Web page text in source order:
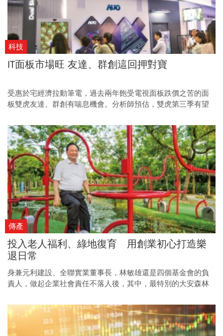
科技
IT面板市場旺 友達、群創這回押對寶
受惠於宅經濟拉動筆電，過去兩年飽受電視面板跌價之苦的面
板雙虎友達、群創有喘息機會。分析師預估，雙虎第三季有望
傳產
投入老人福利、綠地復育 用創業初心打造樂
退日常
身兼元利建設、全聯實業董事長，林敏雄還是四個基金會的負
責人，做起企業社會責任不落人後，其中，最特別的大安森林
際媒體版面。